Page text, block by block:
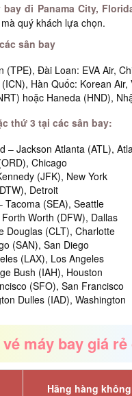
bay đi Panama City,
quý khách lựa chọn.
sân bay
(TPE), Đài Loan: EVA Air,
Hàn Quốc: Korean Air,
hoặc Haneda (HND),
thứ 3 tại các sân bay:
– Jackson Atlanta (ATL),
Chicago
(JFK), New York
Detroit
Tacoma (SEA), Seattle
Worth (DFW), Dallas
Douglas (CLT), Charlotte
(SAN), San Diego
(LAX), Los Angeles
Bush (IAH), Houston
(SFO), San Francisco
Dulles (IAD), Washington
máy bay giá
Hãng hàng không